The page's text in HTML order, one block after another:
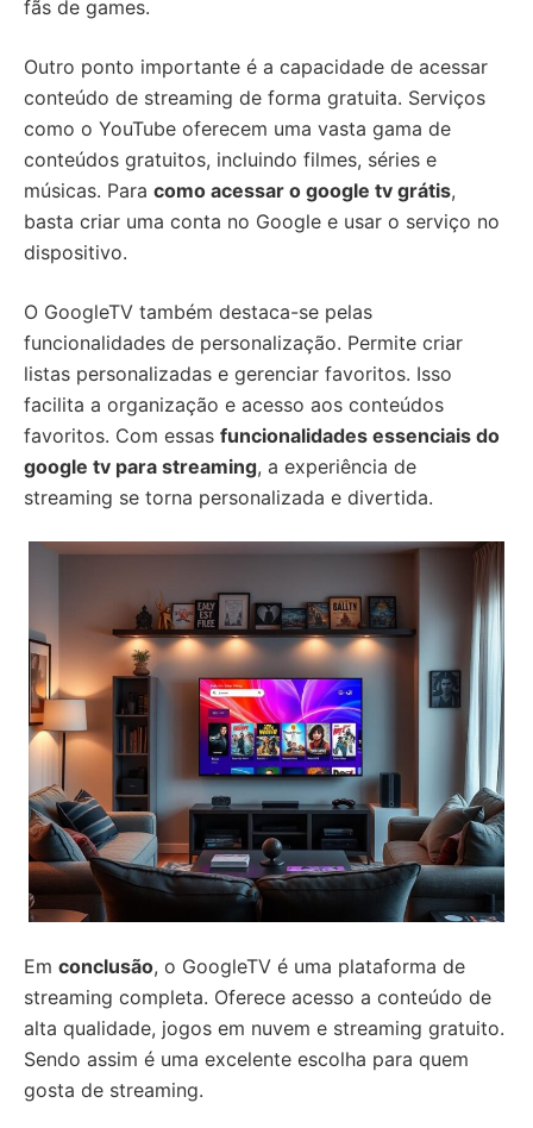
fãs de games.
Outro ponto importante é a capacidade de acessar
conteúdo de streaming de forma gratuita. Serviços
como o YouTube oferecem uma vasta gama de
conteúdos gratuitos, incluindo filmes, séries e
músicas. Para como acessar o google tv grátis,
basta criar uma conta no Google e usar o serviço no
dispositivo.
O GoogleTV também destaca-se pelas
funcionalidades de personalização. Permite criar
listas personalizadas e gerenciar favoritos. Isso
facilita a organização e acesso aos conteúdos
favoritos. Com essas funcionalidades essenciais do
google tv para streaming, a experiência de
streaming se torna personalizada e divertida.
Em conclusão, o GoogleTV é uma plataforma de
streaming completa. Oferece acesso a conteúdo de
alta qualidade, jogos em nuvem e streaming gratuito.
Sendo assim é uma excelente escolha para quem
gosta de streaming.